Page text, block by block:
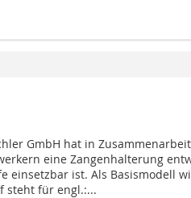
GmbH hat in
eine Zangenhalterung
einsetzbar ist. Als Basismodell
steht für engl.:...